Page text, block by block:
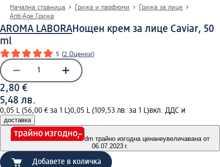
Начална страница Грижа и парфюми
Грижа за лице
Anti-Age Грижа
AROMA LABORAНощен крем за лице Caviar, 50
ml
5 (2 Оценки)
2,80 €
5,48 лв.
0,05 L (56,00 € за 1 L)0,05 L (109,53 лв. за 1 L)вкл. ДДС и
доставка
dm трайно изгодна ценанеувеличавана от
06.07.2023 г.
Добавете в количка